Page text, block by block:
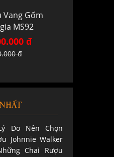
Vang Gốm
MS92
đ
đ
Do Nên Chọn
Johnnie Walker
Chai Rượu